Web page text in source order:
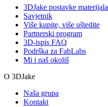
3DJake postavke materijala
Savjetnik
Više kupite, više uštedite
Partnerski program
3D-ispis FAQ
Podrška za FabLabs
Mi i naš okoliš
O 3DJake
Naša grupa
Kontakt